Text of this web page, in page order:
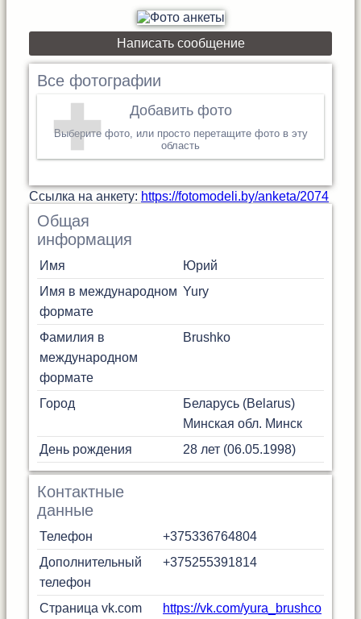
Написать сообщение
Все фотографии
Добавить фото
Выберите фото, или просто перетащите фото в эту
область
Cсылка на анкету: https://fotomodeli.by/anketa/2074
Общая
информация
Имя
Юрий
Имя в международном
формате
Yury
Фамилия в
международном
формате
Brushko
Город
Беларусь (Belarus)
Минская обл. Минск
День рождения
28 лет (06.05.1998)
Контактные
данные
Телефон
+375336764804
Дополнительный
телефон
+375255391814
Страница vk.com https://vk.com/yura_brushco